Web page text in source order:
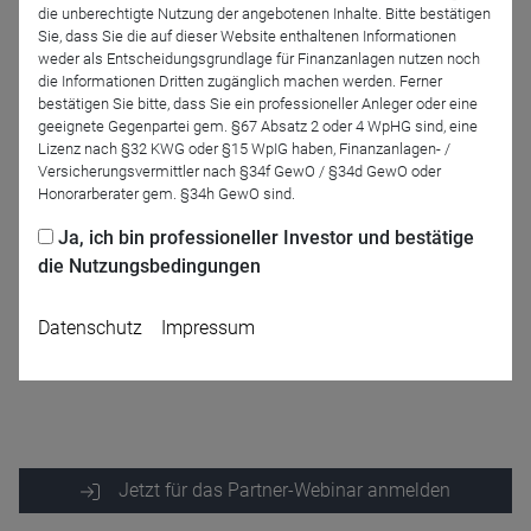
Das Webinar findet in englischer Sprache statt.
Referenten
Kevin Daly Leo Morawiecki
Jetzt für das Partner-Webinar anmelden
die unberechtigte Nutzung der angebotenen Inhalte. Bitte bestätigen
Sie, dass Sie die auf dieser Website enthaltenen Informationen
weder als Entscheidungsgrundlage für Finanzanlagen nutzen noch
die Informationen Dritten zugänglich machen werden. Ferner
bestätigen Sie bitte, dass Sie ein professioneller Anleger oder eine
geeignete Gegenpartei gem. §67 Absatz 2 oder 4 WpHG sind, eine
Lizenz nach §32 KWG oder §15 WpIG haben, Finanzanlagen- /
Versicherungsvermittler nach §34f GewO / §34d GewO oder
Honorarberater gem. §34h GewO sind.
Ja, ich bin professioneller Investor und bestätige
die Nutzungsbedingungen
Datenschutz Impressum